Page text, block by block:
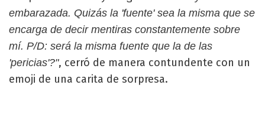
embarazada. Quizás la 'fuente' sea la misma que se
encarga de decir mentiras constantemente sobre
mí. P/D: será la misma fuente que la de las
'pericias'?", cerró de manera contundente con un
emoji de una carita de sorpresa.